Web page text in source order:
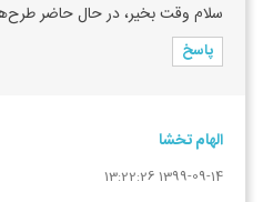
سلام وقت بخیر، در حال حاضر
پاسخ
الهام تخشا
1399-09-14 13:22:26